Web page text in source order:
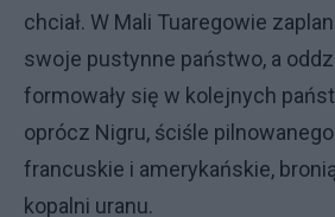
chciał. W Mali Tuaregowie
swoje pustynne państwo, a
formowały się w kolejnych
oprócz Nigru, ściśle
francuskie i amerykańskie,
kopalni uranu.